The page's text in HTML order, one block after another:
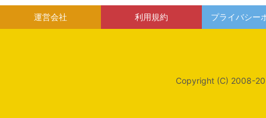
運営会社 利用規約 プライバシー
Copyright (C) 2008-